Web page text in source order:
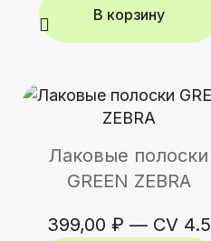
В корзину
Лаковые полоски
GREEN ZEBRA
399,00 ₽ — CV 4.5